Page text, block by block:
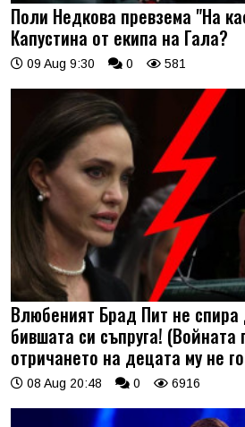
Поли Недкова превзема "На
Капустина от екипа на Гала?
09 Aug 9:30 0 581
Влюбеният Брад Пит не спира
бившата си съпруга!
отричането на децата му не
08 Aug 20:48 0 6916